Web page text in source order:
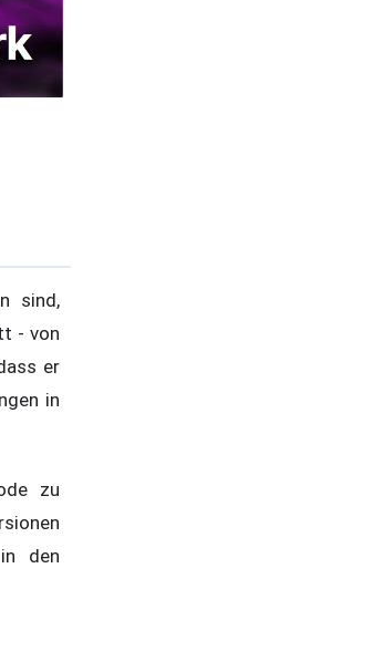
sind,
- von
er
in
zu
den